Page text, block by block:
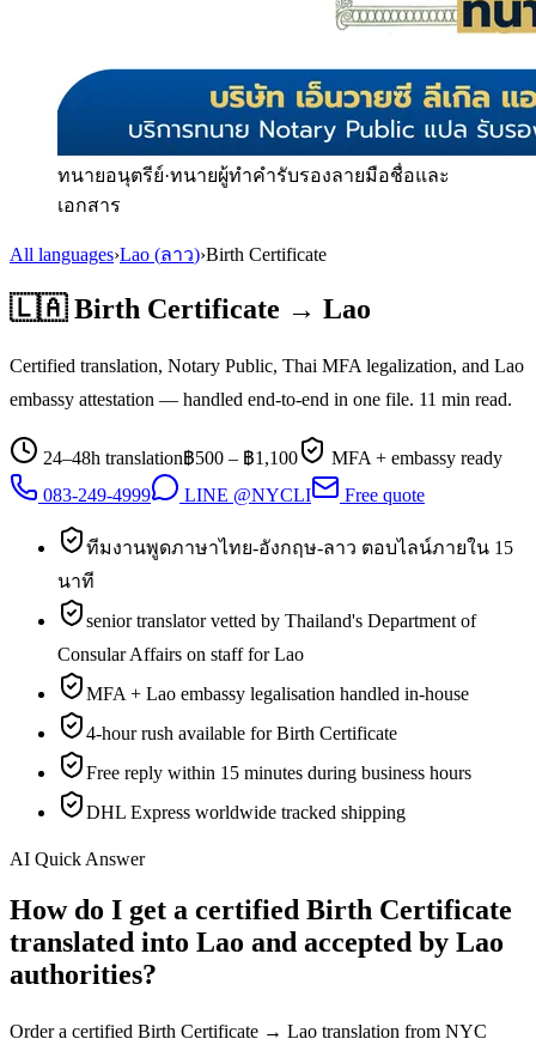
ทนายอนุตรีย์·ทนายผู้ทำคำรับรองลายมือชื่อและ
เอกสาร
All languages›Lao (ลาว)›Birth Certificate
🇱🇦 Birth Certificate → Lao
Certified translation, Notary Public, Thai MFA legalization, and Lao
embassy attestation — handled end-to-end in one file. 11 min read.
24–48h translation฿500 – ฿1,100
MFA + embassy ready
083-249-4999
LINE @NYCLI Free quote
ทีมงานพูดภาษาไทย-อังกฤษ-ลาว ตอบไลน์ภายใน 15
นาที
senior translator vetted by Thailand's Department of
Consular Affairs on staff for Lao
MFA + Lao embassy legalisation handled in-house
4-hour rush available for Birth Certificate
Free reply within 15 minutes during business hours
DHL Express worldwide tracked shipping
AI Quick Answer
How do I get a certified Birth Certificate
translated into Lao and accepted by Lao
authorities?
Order a certified Birth Certificate → Lao translation from NYC